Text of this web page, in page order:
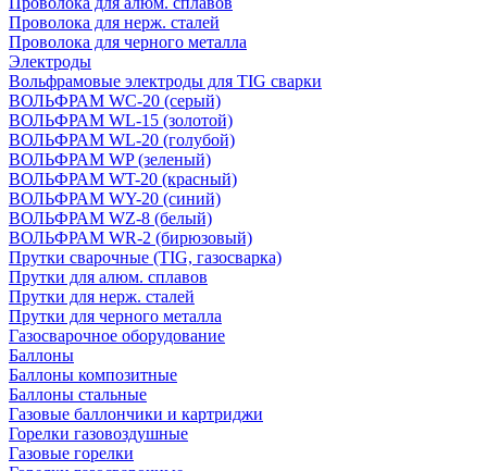
Проволока для нерж. сталей
Проволока для черного металла
Электроды
Вольфрамовые электроды для TIG сварки
ВОЛЬФРАМ WC-20 (серый)
ВОЛЬФРАМ WL-15 (золотой)
ВОЛЬФРАМ WL-20 (голубой)
ВОЛЬФРАМ WP (зеленый)
ВОЛЬФРАМ WT-20 (красный)
ВОЛЬФРАМ WY-20 (синий)
ВОЛЬФРАМ WZ-8 (белый)
ВОЛЬФРАМ WR-2 (бирюзовый)
Прутки сварочные (TIG, газосварка)
Прутки для алюм. сплавов
Прутки для нерж. сталей
Прутки для черного металла
Газосварочное оборудование
Баллоны
Баллоны композитные
Баллоны стальные
Газовые баллончики и картриджи
Горелки газовоздушные
Газовые горелки